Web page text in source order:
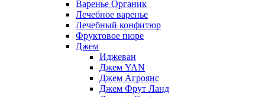
Варенье Органик
Лечебное варенье
Лечебный конфитюр
Фруктовое пюре
Джем
Иджеван
Джем YAN
Джем Агроянс
Джем Фрут Ланд